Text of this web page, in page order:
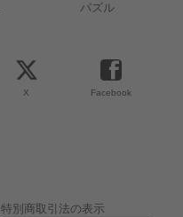
パズル
X Facebook
特別商取引法の表示